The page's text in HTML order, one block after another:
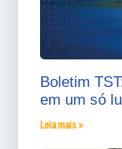
Boletim
em um só
Leia mais »